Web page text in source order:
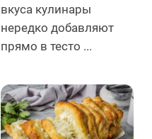
вкуса кулинары
нередко добавляют
прямо в тесто ...